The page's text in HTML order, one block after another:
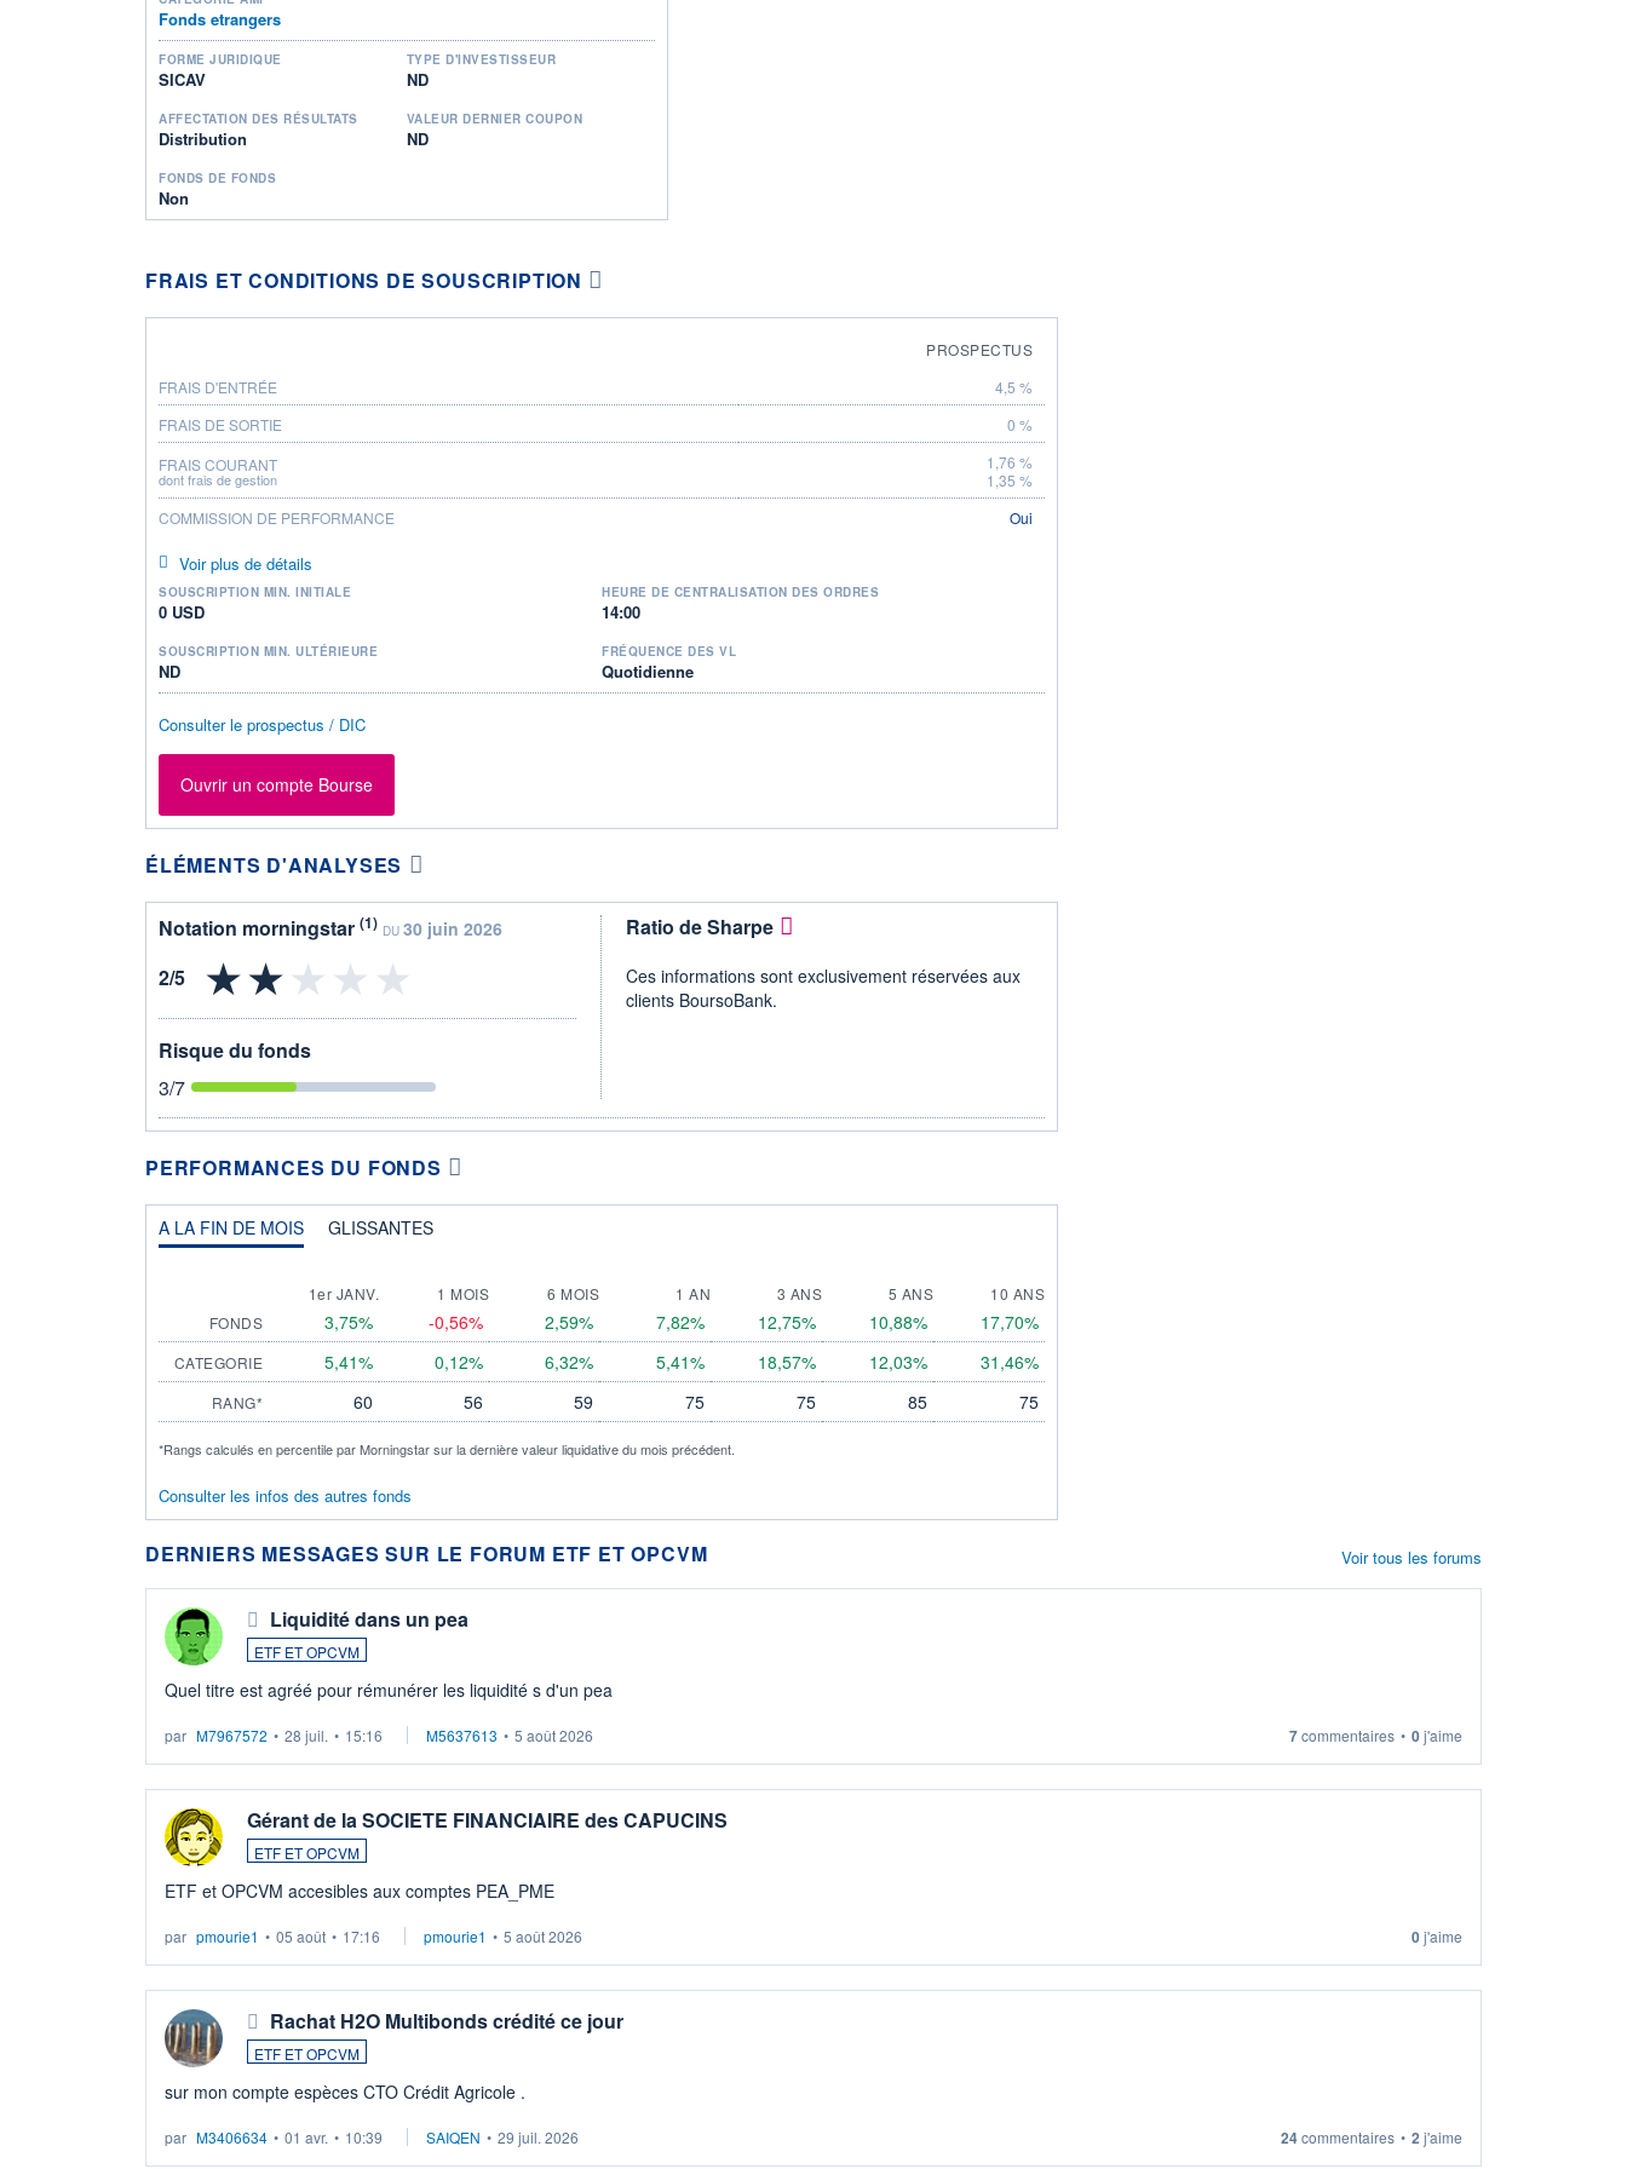
Fonds etrangers
FORME JURIDIQUE
SICAV
TYPE D'INVESTISSEUR
ND
AFFECTATION DES RÉSULTATS
Distribution
VALEUR DERNIER COUPON
ND
FONDS DE FONDS
Non
FRAIS ET CONDITIONS DE SOUSCRIPTION
PROSPECTUS
FRAIS D'ENTRÉE
4,5 %
FRAIS DE SORTIE
0 %
FRAIS COURANT
dont frais de gestion
1,76 %
1,35 %
COMMISSION DE PERFORMANCE
Oui
Voir plus de détails
SOUSCRIPTION MIN. INITIALE
0 USD
HEURE DE CENTRALISATION DES ORDRES
14:00
SOUSCRIPTION MIN. ULTÉRIEURE
ND
FRÉQUENCE DES VL
Quotidienne
Consulter le prospectus / DIC
Ouvrir un compte Bourse
ÉLÉMENTS D'ANALYSES
Notation morningstar (1) DU 30 juin 2026
Risque du fonds
3/7
Ratio de Sharpe
Ces informations sont exclusivement réservées aux
clients BoursoBank.
PERFORMANCES DU FONDS
A LA FIN DE MOIS GLISSANTES
1er JANV. 1 MOIS 6 MOIS 1 AN 3 ANS 5 ANS
10 ANS
FONDS
3,75% -0,56% 2,59% 7,82% 12,75% 10,88% 17,70%
CATEGORIE 5,41% 0,12% 6,32% 5,41% 18,57% 12,03% 31,46%
RANG* 60 56 59 75 75 85 75
*Rangs calculés en percentile par Morningstar sur la dernière valeur liquidative du mois précédent.
Consulter les infos des autres fonds
DERNIERS MESSAGES SUR LE FORUM ETF ET OPCVM
Liquidité dans un pea
ETF ET OPCVM
Quel titre est agréé pour rémunérer les liquidité s d'un pea
par M7967572 • 28 juil. • 15:16 M5637613 • 5 août 2026 7commentaires • 0j'aime
Gérant de la SOCIETE FINANCIAIRE des CAPUCINS
ETF ET OPCVM
ETF et OPCVM accesibles aux comptes PEA_PME
par pmourie1 • 05 août • 17:16 pmourie1 • 5 août 2026 0j'aime
Rachat H2O Multibonds crédité ce jour
ETF ET OPCVM
sur mon compte espèces CTO Crédit Agricole .
par M3406634 • 01 avr. • 10:39 SAIQEN • 29 juil. 2026 24commentaires • 2 j'aime
Voir tous les forums